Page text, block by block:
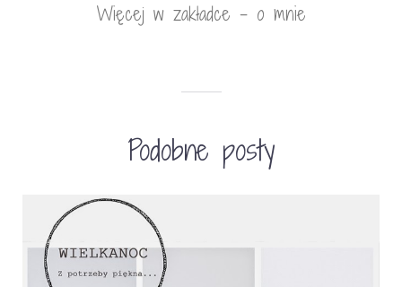
Więcej w zakładce - o mnie
Podobne posty